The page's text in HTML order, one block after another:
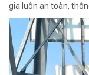
gia luôn an toàn,